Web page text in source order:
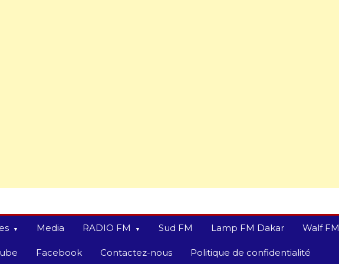
Media RADIO FM Sud FM Lamp FM Dakar Walf FM
Facebook Contactez-nous Politique de confidentialité